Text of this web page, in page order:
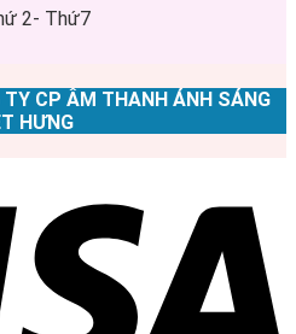
2- Thứ7
CP ÂM THANH ÁNH SÁNG
HƯNG